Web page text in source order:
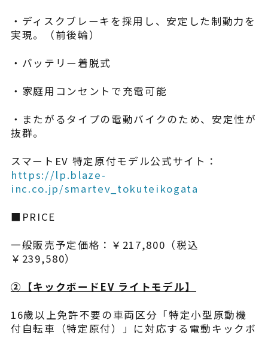
・ディスクブレーキを採用し、安定した制動力を
実現。（前後輪）
・バッテリー着脱式
・家庭用コンセントで充電可能
・またがるタイプの電動バイクのため、安定性が
抜群。
スマートEV 特定原付モデル公式サイト：
https://lp.blaze-
inc.co.jp/smartev_tokuteikogata
■PRICE
一般販売予定価格：￥217,800（税込
￥239,580）
②【​キックボードEV ライトモデル】
16歳以上免許不要の車両区分「特定小型原動機
付自転車（特定原付）」に対応する電動キックボ